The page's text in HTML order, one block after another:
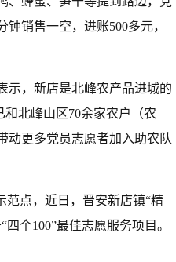
销售一空，进账500多元，
示，新店是北峰农产品进城的
和北峰山区70余家农户（农
动更多党员志愿者加入助农队
范点，近日，晋安新店镇“精
个100”最佳志愿服务项目。